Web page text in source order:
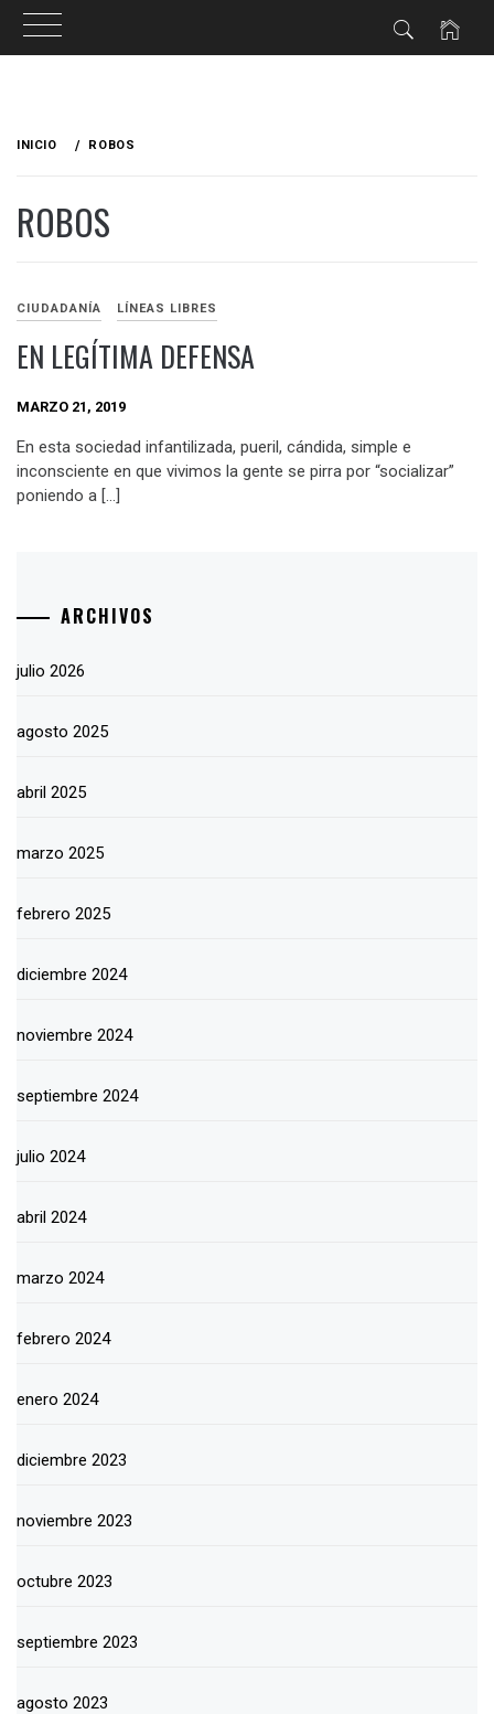
INICIO ROBOS
ROBOS
CIUDADANÍA LÍNEAS LIBRES
EN LEGÍTIMA DEFENSA
MARZO 21, 2019
En esta sociedad infantilizada, pueril, cándida, simple e
inconsciente en que vivimos la gente se pirra por “socializar”
poniendo a […]
ARCHIVOS
julio 2026
agosto 2025
abril 2025
marzo 2025
febrero 2025
diciembre 2024
noviembre 2024
septiembre 2024
julio 2024
abril 2024
marzo 2024
febrero 2024
enero 2024
diciembre 2023
noviembre 2023
octubre 2023
septiembre 2023
agosto 2023